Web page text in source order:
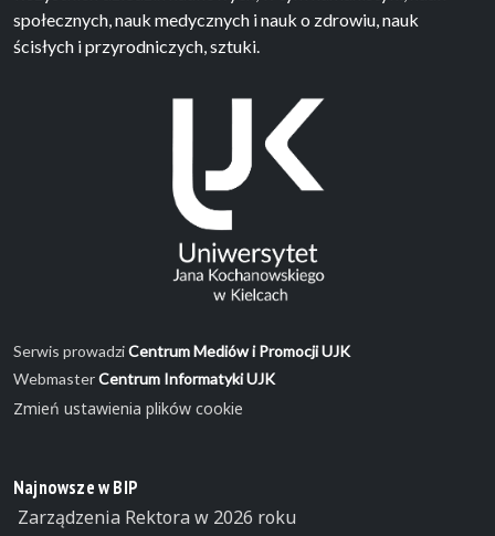
społecznych, nauk medycznych i nauk o zdrowiu, nauk
ścisłych i przyrodniczych, sztuki.
Serwis prowadziCentrum Mediów i Promocji UJK
WebmasterCentrum Informatyki UJK
Zmień ustawienia plików cookie
Najnowsze w BIP
Zarządzenia Rektora w 2026 roku